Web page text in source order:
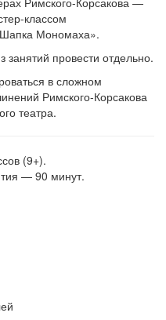
классом
Мономаха».
занятий провести отдельно.
в сложном
Римского-Корсакова
театра.
(9+).
— 90 минут.